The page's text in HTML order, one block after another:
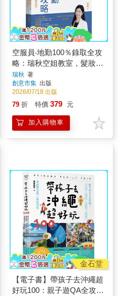
空服員‧地勤100％錄取全攻
略：瑞秋空姐教室，髮妝儀
態 × 中英回答 × 面試技巧 ×
應考上榜指南
瑞秋 著
創意市集 出版
2026/07/18 出版
79 折 特價 379 元
加入購物車
金石堂
【電子書】帶孩子去沖繩超
好玩100：親子遊QA全攻